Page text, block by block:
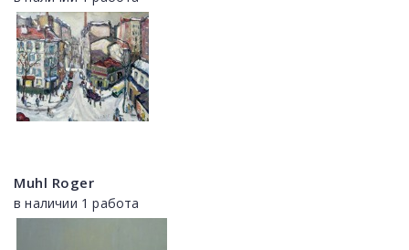
Muhl Roger
в наличии 1 работа